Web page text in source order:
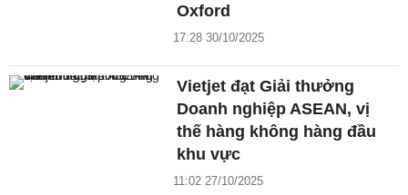
Oxford
17:28 30/10/2025
Vietjet đạt Giải thưởng
Doanh nghiệp ASEAN, vị
thế hàng không hàng đầu
khu vực
11:02 27/10/2025